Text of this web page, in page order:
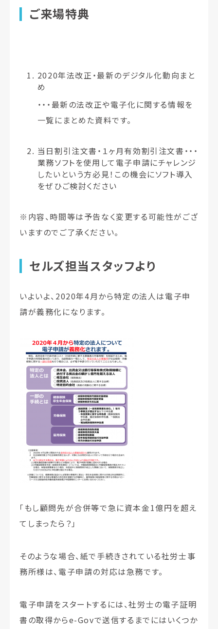
ご来場特典
2020年法改正・最新のデジタル化動向 まと
め
・・・最新の法改正や電子化に関する情報を
一覧にまとめた資料です。
当日割引注文書・１ヶ月有効割引注文書 ・・・
業務ソフトを使用して電子申請にチャレンジ
したいという方必見！この機会にソフト導入
をぜひご検討ください
※内容、時間等は予告なく変更する可能性がござ
いますのでご了承ください。
セルズ担当スタッフより
いよいよ、2020年4月から特定の法人は電子申
請が義務化になります。
「もし顧問先が合併等で急に資本金1億円を超え
てしまったら？」
そのような場合、紙で手続きされている社労士事
務所様は、電子申請の対応は急務です。
電子申請をスタートするには、社労士の電子証明
書の取得からe-Govで送信するまでにはいくつか